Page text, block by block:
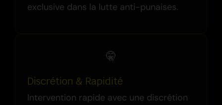
exclusive dans la lutte anti-punaises.
🤫
Discrétion & Rapidité
Intervention rapide avec une discrétion